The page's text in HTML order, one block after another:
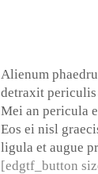
Alienum
detraxit
Mei an pericula
Eos ei nisl
ligula et augue
[edgtf_button